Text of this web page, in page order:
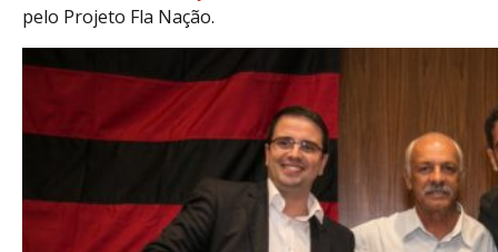
pelo Projeto Fla Nação.